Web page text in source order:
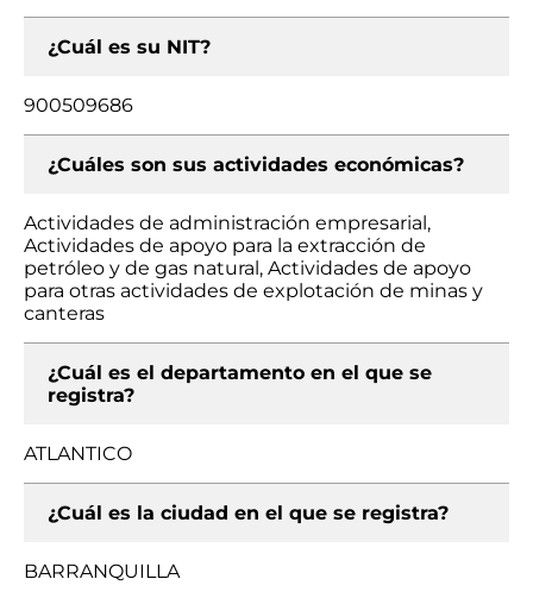
¿Cuál es su NIT?
900509686
¿Cuáles son sus actividades económicas?
Actividades de administración empresarial,
Actividades de apoyo para la extracción de
petróleo y de gas natural, Actividades de apoyo
para otras actividades de explotación de minas y
canteras
¿Cuál es el departamento en el que se
registra?
ATLANTICO
¿Cuál es la ciudad en el que se registra?
BARRANQUILLA